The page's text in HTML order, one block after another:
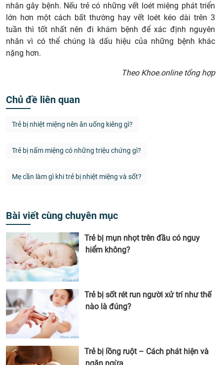
nhân gây bệnh. Nếu trẻ có những vết loét miệng phát triển
lớn hơn một cách bất thường hay vết loét kéo dài trên 3
tuần thì tốt nhất nên đi khám bệnh để xác định nguyên
nhân vì có thể chúng là dấu hiệu của những bệnh khác
nặng hơn.
Theo Khoe.online tổng hợp
Chủ đề liên quan
Trẻ bị nhiệt miệng nên ăn uống kiêng gì?
Trẻ bị nấm miệng có những triệu chứng gì?
Mẹ cần làm gì khi trẻ bị nhiệt miệng và sốt?
Bài viết cùng chuyên mục
Trẻ bị mụn nhọt trên đầu có nguy
hiểm không?
Trẻ bị sốt rét run người xử trí như thế
nào là đúng?
Trẻ bị lồng ruột – Cách phát hiện và